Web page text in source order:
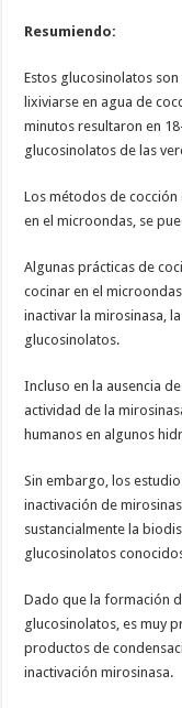
Resumiendo:
Estos glucosinolatos
lixiviarse en agua de
minutos resultaron en
glucosinolatos de las
Los métodos de
en el microondas, se
Algunas prácticas de
cocinar en el
inactivar la mirosinasa,
glucosinolatos.
Incluso en la ausencia
actividad de la
humanos en algunos
Sin embargo, los
inactivación de
sustancialmente la
glucosinolatos
Dado que la formación
glucosinolatos, es muy
productos de
inactivación mirosinasa.